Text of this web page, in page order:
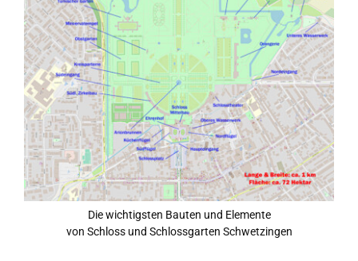
Die wichtigsten Bauten und Elemente
von Schloss und Schlossgarten Schwetzingen